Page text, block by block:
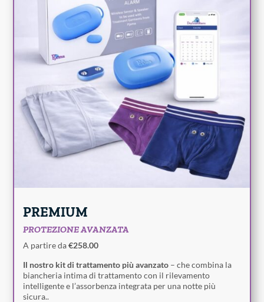
PREMIUM
PROTEZIONE AVANZATA
A partire da€258.00
Il nostro kit di trattamento più avanzato – che combina la
biancheria intima di trattamento con il rilevamento
intelligente e l’assorbenza integrata per una notte più
sicura..